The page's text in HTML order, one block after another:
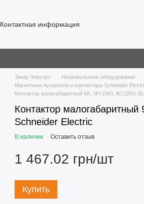
Контактная информация
Эмир Электро Низковольтное оборудование
Магнитные пускатели и контакторы Schneider
Контактор малогабаритный 9А, 3Р+1NO, AC220V,
Контактор
Schneider Electric
В наличии Оставить отзыв
1 467.02 грн/шт
Купить